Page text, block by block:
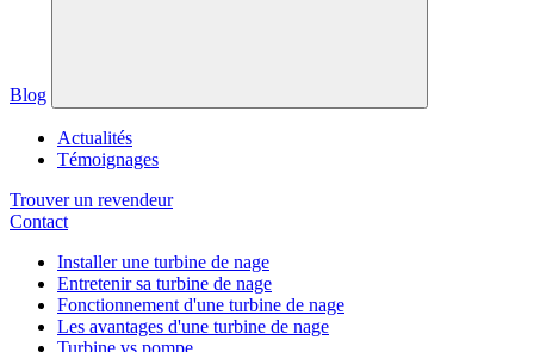
Blog
Actualités
Témoignages
Trouver un revendeur
Contact
Installer une turbine de nage
Entretenir sa turbine de nage
Fonctionnement d'une turbine de nage
Les avantages d'une turbine de nage
Turbine vs pompe